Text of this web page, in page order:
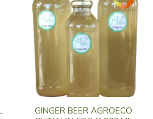
GINGER BEER AGROECO